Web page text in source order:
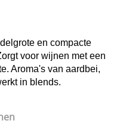
en compacte
voor wijnen met een
Aroma's van aardbei,
in blends.